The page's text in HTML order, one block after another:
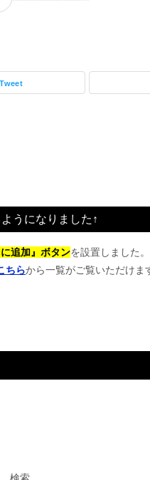
Tweet
うになりました↑
に追加』ボタンを設置しました。
ちらから一覧がご覧いただけま